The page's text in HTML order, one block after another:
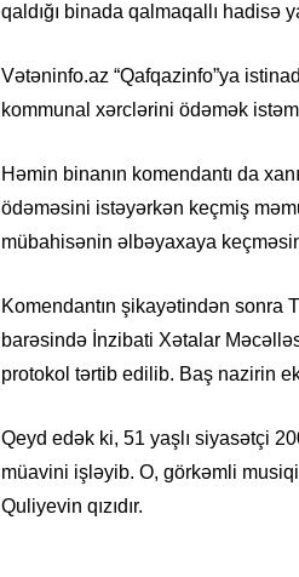
qaldığı binada qalmaqallı hadisə
Vətəninfo.az “Qafqazinfo”ya
kommunal xərclərini ödəmək
Həmin binanın komendantı da
ödəməsini istəyərkən keçmiş
mübahisənin əlbəyaxaya
Komendantın şikayətindən sonra
barəsində İnzibati Xətalar
protokol tərtib edilib. Baş nazirin
Qeyd edək ki, 51 yaşlı siyasətçi
müavini işləyib. O, görkəmli
Quliyevin qızıdır.